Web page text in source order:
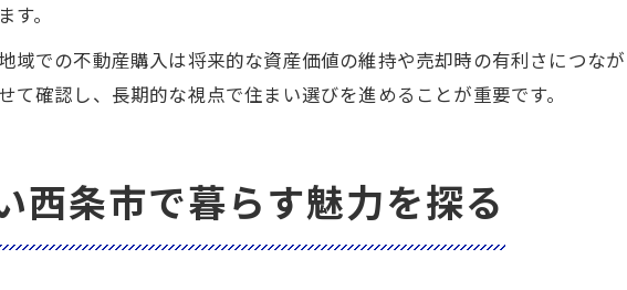
。
域での不動産購入は将来的な資産価値の維持や売却時の有利さにつな
て確認し、長期的な視点で住まい選びを進めることが重要です。
西条市で暮らす魅力を探る